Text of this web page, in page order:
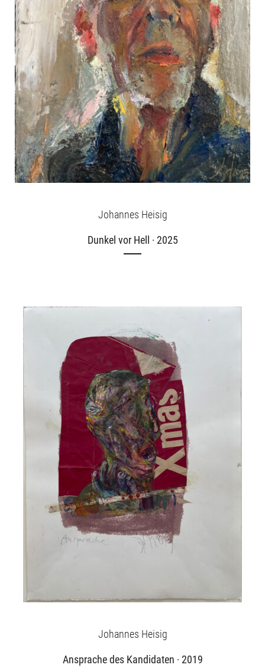
Aktuelles
Über uns
Publikationen
Johannes Heisig
Dunkel vor Hell · 2025
Johannes Heisig
Ansprache des Kandidaten · 2019